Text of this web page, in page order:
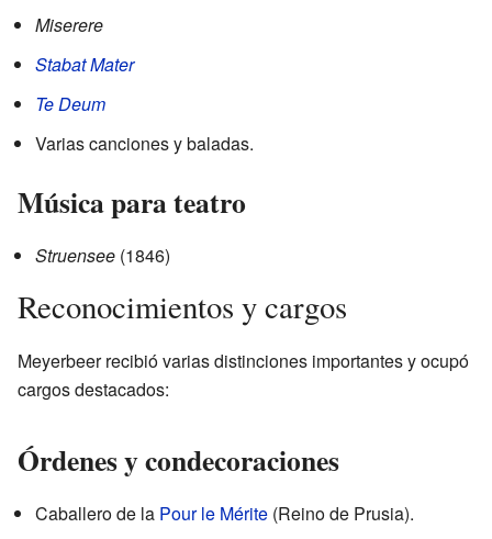
Miserere
Stabat Mater
Te Deum
Varias canciones y baladas.
Música para teatro
Struensee (1846)
Reconocimientos y cargos
Meyerbeer recibió varias distinciones importantes y ocupó
cargos destacados:
Órdenes y condecoraciones
Caballero de la Pour le Mérite (Reino de Prusia).